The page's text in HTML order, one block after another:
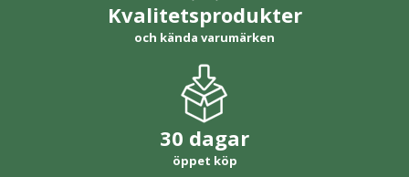
Kvalitetsprodukter
och kända varumärken
30 dagar
öppet köp